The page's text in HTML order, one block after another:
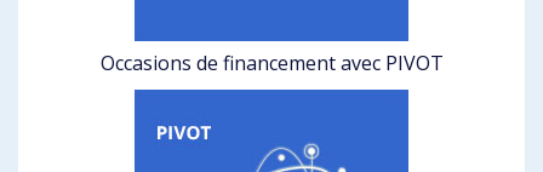
Occasions de financement avec PIVOT